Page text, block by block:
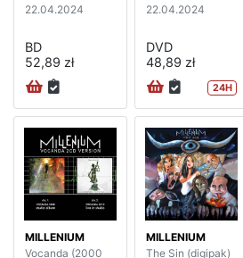
22.04.2024
BD
52,89 zł
22.04.2024
DVD
48,89 zł
24H
MILLENIUM
Vocanda (2000
MILLENIUM
The Sin (digipak)